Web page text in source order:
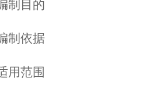
制目的
制依据
用范围